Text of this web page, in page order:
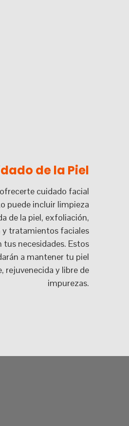
de la Piel
cuidado facial
puede incluir limpieza
de la piel, exfoliación,
y tratamientos faciales
tus necesidades. Estos
a mantener tu piel
rejuvenecida y libre de
impurezas.